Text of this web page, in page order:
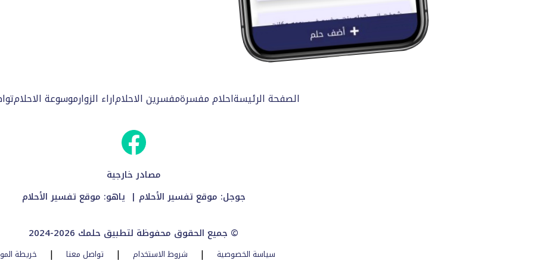
الصفحة الرئيسةاحلام مفسرةمفسرين الاحلاماراء الزوارموسوعة الاحلام
مصادر خارجية
جوجل: موقع تفسير الأحلام | ياهو: موقع تفسير الأحلام
2024-2026 جميع الحقوق محفوظة لتطبيق حلمك ©
سياسة الخصوصية | شروط الاستخدام | تواصل معنا | خريطة